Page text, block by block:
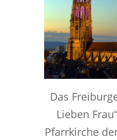
Das
Lieben
Pfarrkirche